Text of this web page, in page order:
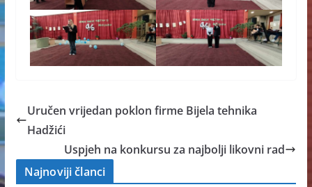
Uručen vrijedan poklon firme Bijela tehnika
Hadžići
Uspjeh na konkursu za najbolji likovni rad
Najnoviji članci